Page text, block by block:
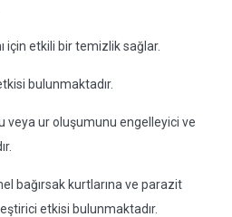
için etkili bir temizlik sağlar.
bulunmaktadır.
veya ur oluşumunu engelleyici ve
bağırsak kurtlarına ve parazit
etkisi bulunmaktadır.